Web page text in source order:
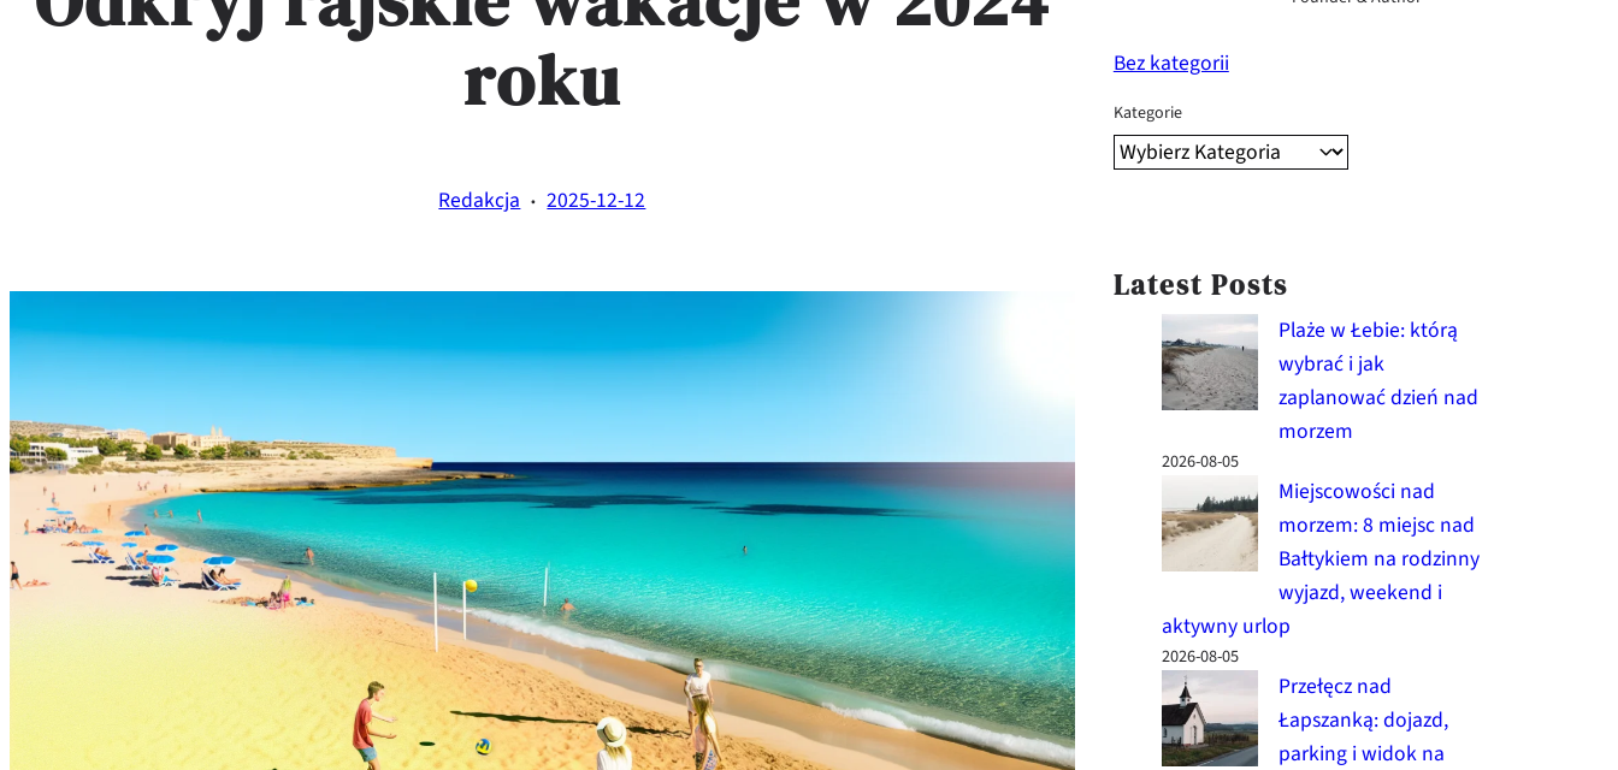
roku
Redakcja · 2025-12-12
Bez kategorii
Kategorie
Latest Posts
Plaże w Łebie: którą
wybrać i jak
zaplanować dzień nad
morzem
2026-08-05
Miejscowości nad
morzem: 8 miejsc nad
Bałtykiem na rodzinny
wyjazd, weekend i
aktywny urlop
2026-08-05
Przełęcz nad
Łapszanką: dojazd,
parking i widok na